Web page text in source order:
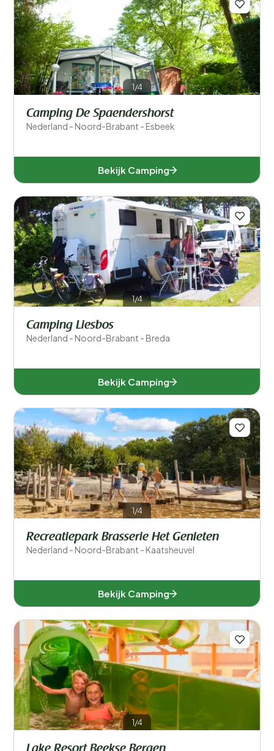
1/4
Camping De Spaendershorst
Nederland - Noord-Brabant - Esbeek
Bekijk Camping
1/4
Camping Liesbos
Nederland - Noord-Brabant - Breda
Bekijk Camping
1/4
Recreatiepark Brasserie Het Genieten
Nederland - Noord-Brabant - Kaatsheuvel
Bekijk Camping
1/4